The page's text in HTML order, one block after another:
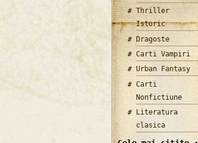
Thriller
Istoric
Dragoste
Carti Vampiri
Urban Fantasy
Carti
Nonfictiune
Literatura
clasica